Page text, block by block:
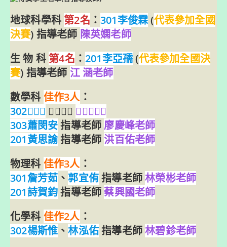
地球科學科 第2名 ：301李俊霖(代表參加全國
決賽) 指導老師 陳英嫻老師
生 物 科 第4名 ：201李亞孺(代表參加全國決
賽) 指導老師 江 涵老師
數學科 佳作3人：
302𡍼武龍 指導老師 王馨儀老師
303蕭閔安指導老師廖慶峰老師
201黃思諭指導老師 洪百佑老師
物理科 佳作3人：
301詹芳茹 、 郭宜侑指導老師林榮彬老師
201詩賀鈞指導老師蔡興國老師
化學科 佳作2人：
302楊斯惟 、林泓佑指導老師林碧鉁老師